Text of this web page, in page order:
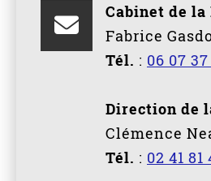
Cabinet de
Fabrice
Tél. : 06 07 37
Direction de
Clémence
Tél. : 02 41 81